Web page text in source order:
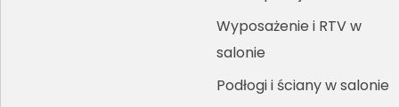
Wyposażenie i RTV w
salonie
Podłogi i ściany w salonie